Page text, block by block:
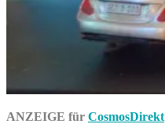
ANZEIGE für CosmosDirekt